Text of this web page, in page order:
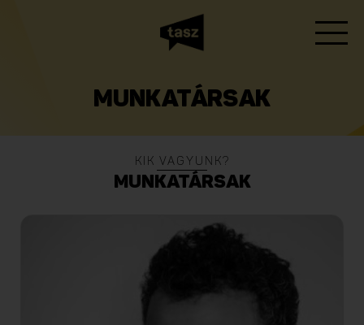
MUNKATÁRSAK
KIK VAGYUNK?
MUNKATÁRSAK